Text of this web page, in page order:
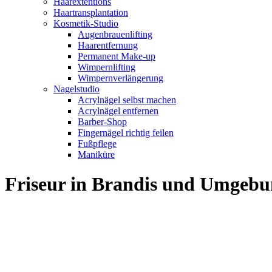
Haartransplantation
Kosmetik-Studio
Augenbrauenlifting
Haarentfernung
Permanent Make-up
Wimpernlifting
Wimpernverlängerung
Nagelstudio
Acrylnägel selbst machen
Acrylnägel entfernen
Barber-Shop
Fingernägel richtig feilen
Fußpflege
Maniküre
Friseur in Brandis und